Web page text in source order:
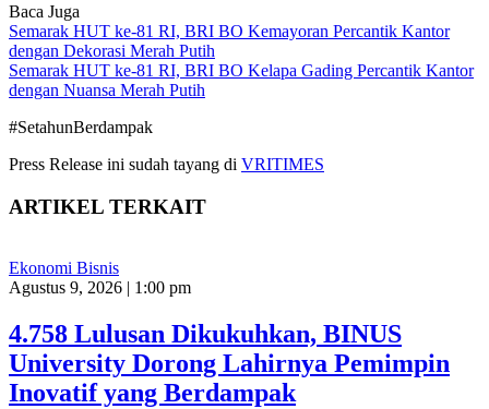
Baca Juga
Semarak HUT ke-81 RI, BRI BO Kemayoran Percantik Kantor
dengan Dekorasi Merah Putih
Semarak HUT ke-81 RI, BRI BO Kelapa Gading Percantik Kantor
dengan Nuansa Merah Putih
#SetahunBerdampak
Press Release ini sudah tayang di VRITIMES
ARTIKEL TERKAIT
Ekonomi Bisnis
Agustus 9, 2026 | 1:00 pm
4.758 Lulusan Dikukuhkan, BINUS
University Dorong Lahirnya Pemimpin
Inovatif yang Berdampak